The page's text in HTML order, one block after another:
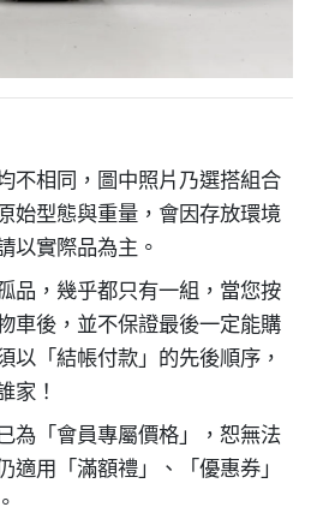
不相同，圖中照片乃選搭組合
始型態與重量，會因存放環境
以實際品為主。
品，幾乎都只有一組，當您按
車後，並不保證最後一定能購
以「結帳付款」的先後順序，
家！
為「會員專屬價格」，恕無法
適用「滿額禮」、「優惠券」